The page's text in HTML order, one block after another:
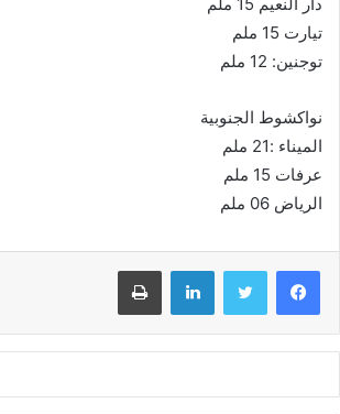
تيارت 15 ملم
توجنين: 12 ملم
نواكشوط الجنوبية
الميناء :21 ملم
عرفات 15 ملم
الرياض 06 ملم
فيسبوك تويتر لينكدإن طباعة